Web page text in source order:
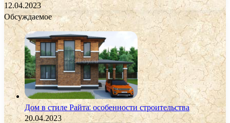
12.04.2023
Обсуждаемое
Дом в стиле Райта: особенности строительства
20.04.2023